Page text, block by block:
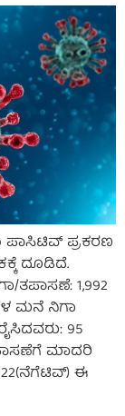
ಪಾಸಿಟಿವ್ ಪ್ರಕರಣ
ದೂಡಿದೆ.
ತಪಾಸಣೆ: 1,992
ಮನೆ ನಿಗಾ
95
ಮಾದರಿ
ಈ